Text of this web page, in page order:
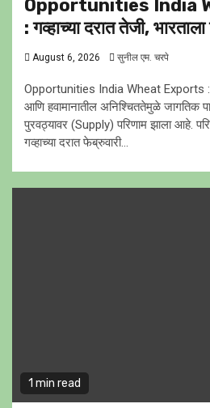
Opportunities India
: गव्हाच्या दरात तेजी, भारताला
August 6, 2026 सुनील एम. चरपे
Opportunities India Wheat Exports :
आणि हवामानातील अनिश्चिततेमुळे जागतिक
पुरवठ्यावर (Supply) परिणाम झाला आहे.
गव्हाच्या दरात फेब्रुवारी...
1 min read